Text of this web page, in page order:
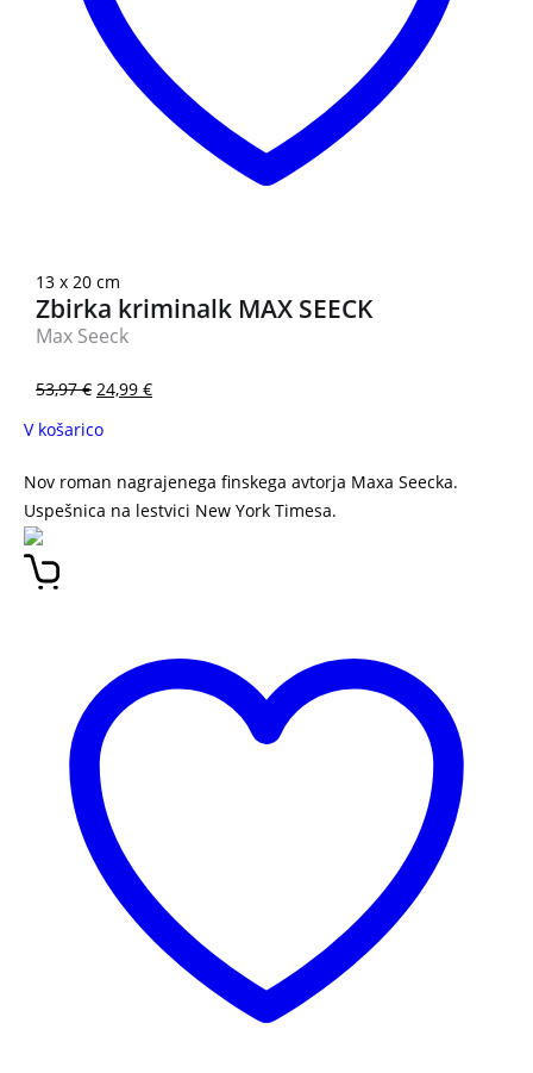
13 x 20 cm
Zbirka kriminalk MAX SEECK
Max Seeck
53,97€ 24,99 €
V košarico
Nov roman nagrajenega finskega avtorja Maxa Seecka.
Uspešnica na lestvici New York Timesa.